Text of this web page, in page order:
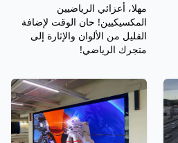
مهلا، أعزائي الرياضيين
المكسيكيين! حان الوقت لإضافة
القليل من الألوان والإثارة إلى
متجرك الرياضي!